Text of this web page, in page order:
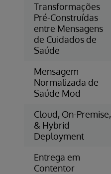
Transformações
Pré-Construídas
entre Mensagens
de Cuidados de
Saúde
Mensagem
Normalizada de
Saúde Mod
Cloud, On-Premise,
& Hybrid
Deployment
Entrega em
Contentor